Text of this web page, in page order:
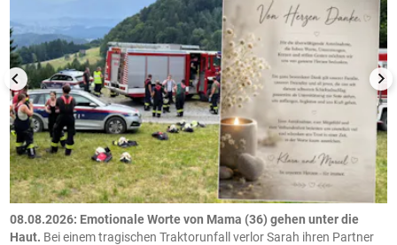
08.08.2026: Emotionale Worte von Mama (36) gehen unter die
Haut. Bei einem tragischen Traktorunfall verlor Sarah ihren Partner